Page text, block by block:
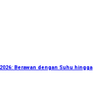
Berawan dengan Suhu hingga